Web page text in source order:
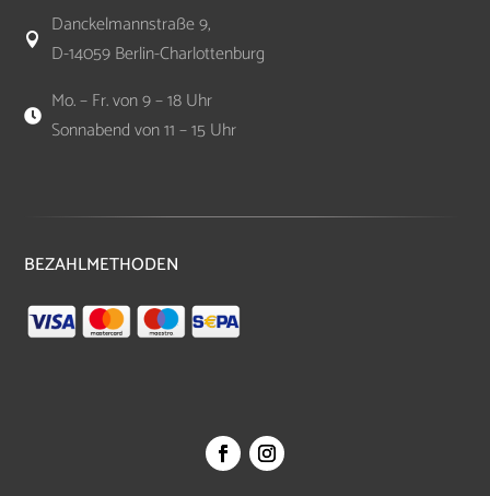

Danckelmannstraße 9,
D-14059 Berlin-Charlottenburg

Mo. – Fr. von 9 – 18 Uhr
Sonnabend von 11 – 15 Uhr
BEZAHLMETHODEN